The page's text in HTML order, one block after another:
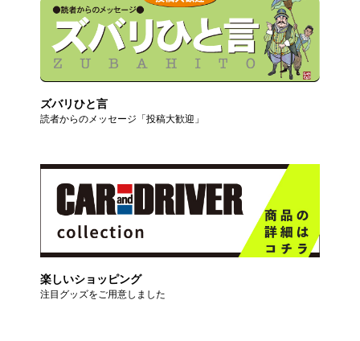
ズバリひと言
読者からのメッセージ「投稿大歓迎」
楽しいショッピング
注目グッズをご用意しました